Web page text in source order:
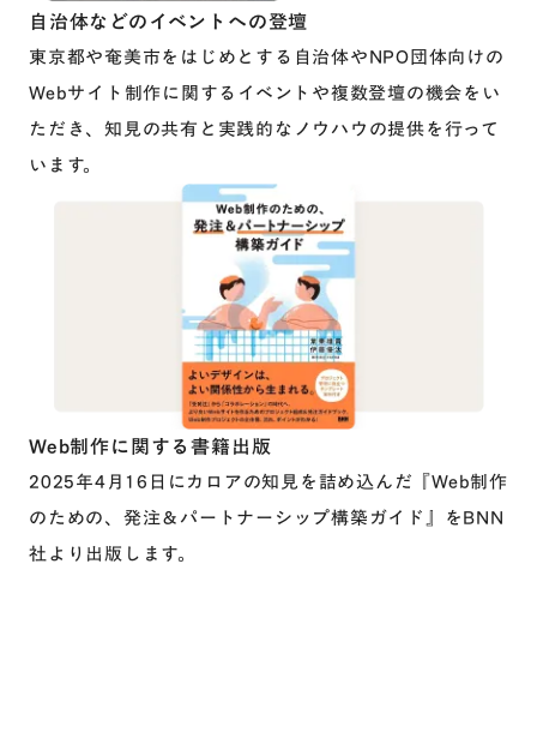
自治体などのイベントへの登壇
東京都や奄美市をはじめとする自治体やNPO団体向けの
Webサイト制作に関するイベントや複数登壇の機会をい
ただき、知見の共有と実践的なノウハウの提供を行って
います。
Web制作に関する書籍出版
2025年4月16日にカロアの知見を詰め込んだ『Web制作
のための、発注＆パートナーシップ構築ガイド』をBNN
社より出版します。